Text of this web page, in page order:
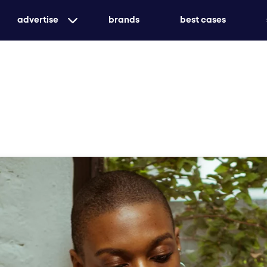
advertise
kreiere unvergessliche erlebnisse mit
brands best cases